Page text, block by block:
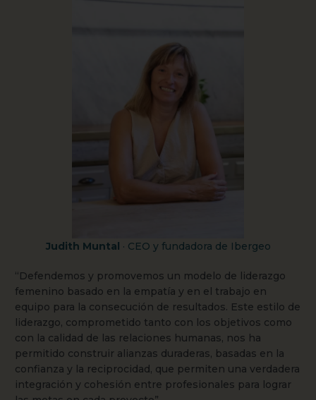
Judith Muntal · CEO y fundadora de Ibergeo
“Defendemos y promovemos un modelo de liderazgo
femenino basado en la empatía y en el trabajo en
equipo para la consecución de resultados. Este estilo de
liderazgo, comprometido tanto con los objetivos como
con la calidad de las relaciones humanas, nos ha
permitido construir alianzas duraderas, basadas en la
confianza y la reciprocidad, que permiten una verdadera
integración y cohesión entre profesionales para lograr